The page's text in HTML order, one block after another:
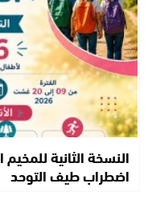
النسخة الثانية
اضطراب طيف التوحد